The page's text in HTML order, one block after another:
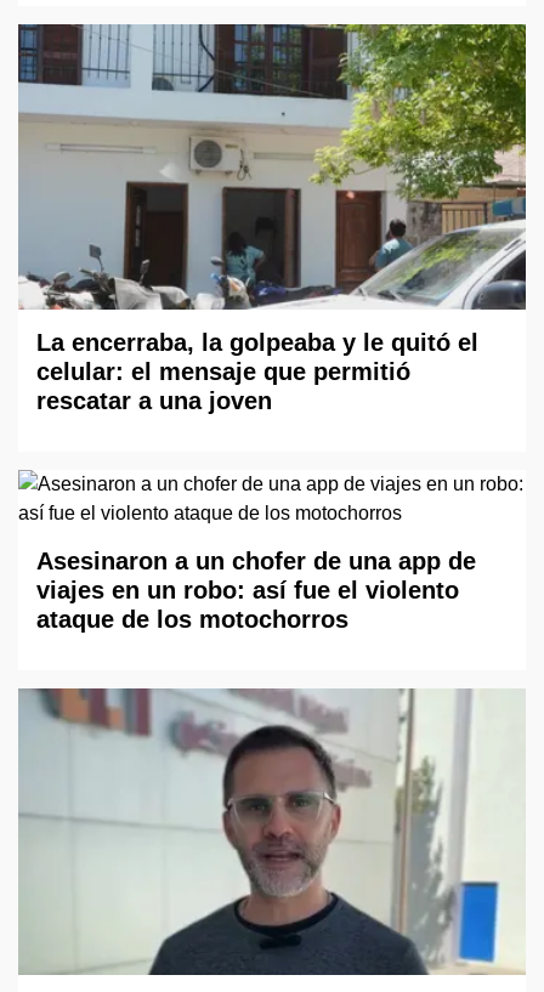
La encerraba, la golpeaba y le quitó el
celular: el mensaje que permitió
rescatar a una joven
Asesinaron a un chofer de una app de
viajes en un robo: así fue el violento
ataque de los motochorros